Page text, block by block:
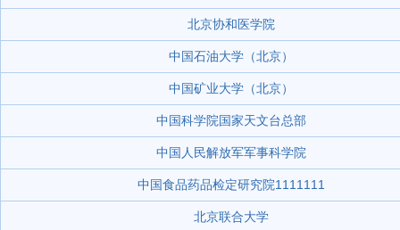
北京协和医学院
中国石油大学（北京）
中国矿业大学（北京）
中国科学院国家天文台总部
中国人民解放军军事科学院
中国食品药品检定研究院1111111
北京联合大学